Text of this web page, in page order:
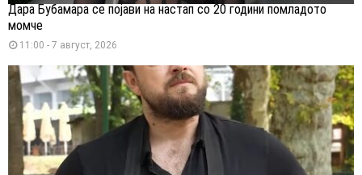
Дара Бубамара се појави на настап со 20 години помладото
момче
11:00 - 7 август, 2026